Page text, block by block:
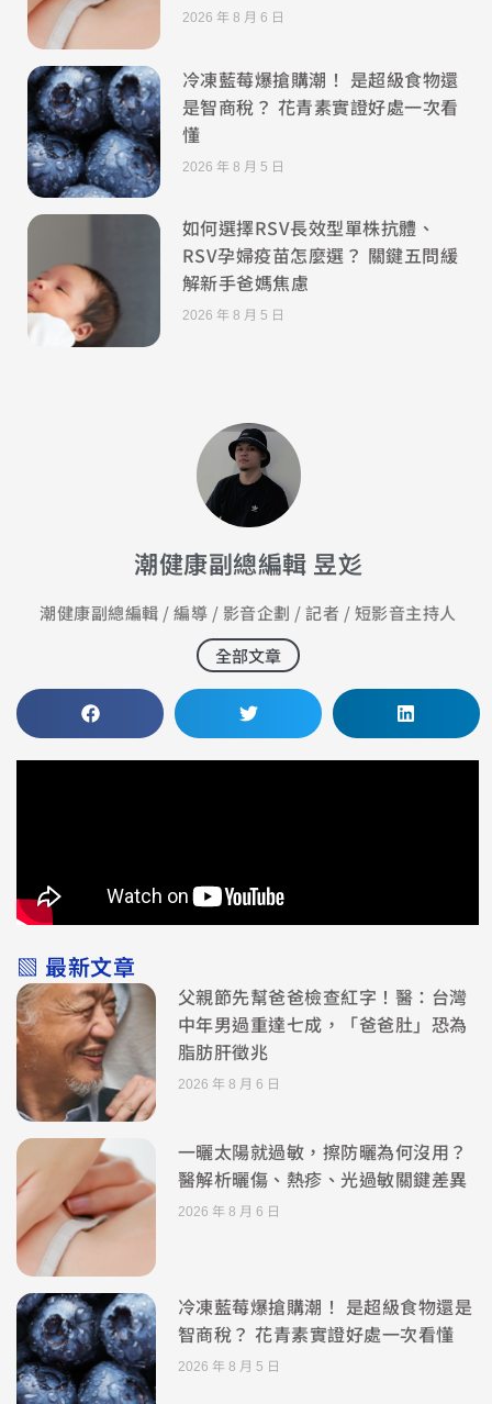
2026 年 8 月 6 日
冷凍藍莓爆搶購潮！ 是超級食物還
是智商稅？ 花青素實證好處一次看
懂
2026 年 8 月 5 日
如何選擇RSV長效型單株抗體、
RSV孕婦疫苗怎麼選？ 關鍵五問緩
解新手爸媽焦慮
2026 年 8 月 5 日
潮健康副總編輯 昱彣
潮健康副總編輯 / 編導 / 影音企劃 / 記者 / 短影音主持人
全部文章
▧ 最新文章
父親節先幫爸爸檢查紅字！醫：台灣
中年男過重達七成，「爸爸肚」恐為
脂肪肝徵兆
2026 年 8 月 6 日
一曬太陽就過敏，擦防曬為何沒用？
醫解析曬傷、熱疹、光過敏關鍵差異
2026 年 8 月 6 日
冷凍藍莓爆搶購潮！ 是超級食物還是
智商稅？ 花青素實證好處一次看懂
2026 年 8 月 5 日